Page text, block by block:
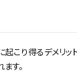
こり得るデメリット
す。